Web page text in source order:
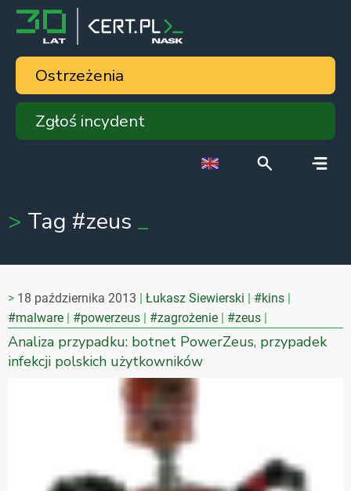
Ostrzeżenia
Zgłoś incydent
Tag #zeus
18 października 2013 Łukasz Siewierski
#kins
#malware
#powerzeus #zagrożenie #zeus
Analiza przypadku: botnet PowerZeus, przypadek
infekcji polskich użytkowników